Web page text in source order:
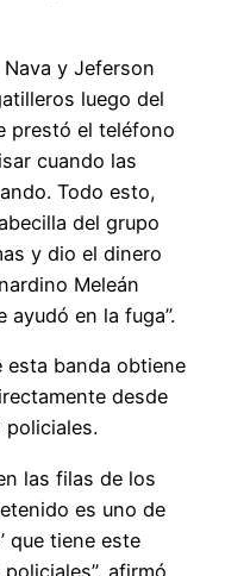
y Jeferson
luego del
prestó el teléfono
cuando las
Todo esto,
del grupo
y dio el dinero
Meleán
ayudó en la fuga”.
esta banda obtiene
desde
policiales.
las filas de los
es uno de
que tiene este
afirmó